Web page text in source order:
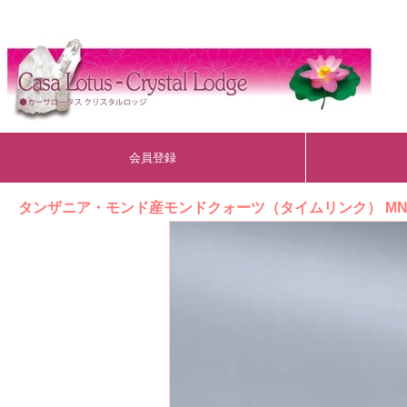
会員登録
タンザニア・モンド産モンドクォーツ（タイムリンク）